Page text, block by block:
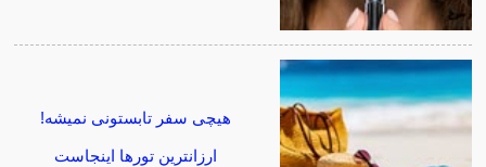
هیچی سفر تابستونی نمیشه!
ارزانترین تورها اینجاست